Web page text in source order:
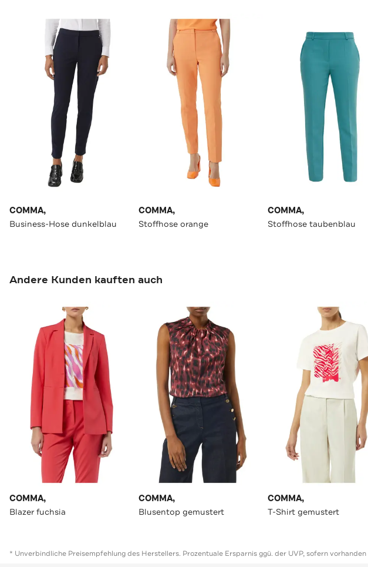
COMMA,
Business-Hose dunkelblau
COMMA,
Stoffhose orange
COMMA,
Stoffhose taubenblau
Andere Kunden kauften auch
COMMA,
Blazer fuchsia
COMMA,
Blusentop gemustert
COMMA,
T-Shirt gemustert
* Unverbindliche Preisempfehlung des Herstellers. Prozentuale Ersparnis ggü. der UVP, sofern vorhanden